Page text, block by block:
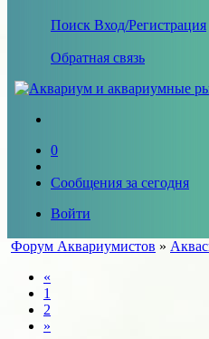
Поиск Вход/Регистрация
Обратная связь
0
Сообщения за сегодня
Войти
Форум Аквариумистов »
«
1
2
»